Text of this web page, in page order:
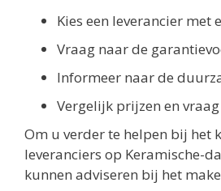
Kies een leverancier
Vraag naar de
Informeer naar de
Vergelijk prijzen en
Om u verder te helpen bij het
leveranciers op Keramische-
kunnen adviseren bij het